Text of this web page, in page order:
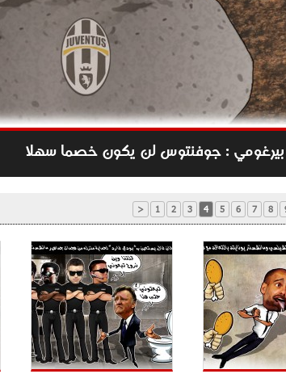
بيرغومي : جوفنتوس لن يكون خصما سهلا
< 1 2 3 4 5 6 7 8